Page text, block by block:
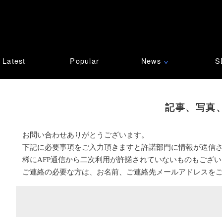
Latest Popular News ∨
記事、写真
お問い合わせありがとうございます。
下記に必要事項をご入力頂きますと許諾部門に情報が送信
稀にAFP通信から二次利用が許諾されていないものもござ
ご連絡の必要な方は、お名前、ご連絡先メールアドレスを